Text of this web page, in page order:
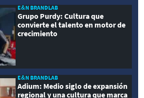
E&N BRANDLAB
Grupo Purdy: Cultura que
convierte el talento en motor de
crecimiento
E&N BRANDLAB
Adium: Medio siglo de expansión
regional y una cultura que marca